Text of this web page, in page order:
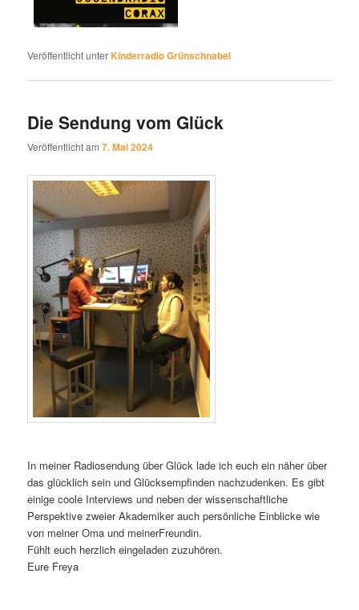
Veröffentlicht unterKinderradio Grünschnabel
Die Sendung vom Glück
Veröffentlicht am7. Mai 2024
In meiner Radiosendung über Glück lade ich euch ein näher über
das glücklich sein und Glücksempfinden nachzudenken. Es gibt
einige coole Interviews und neben der wissenschaftliche
Perspektive zweier Akademiker auch persönliche Einblicke wie
von meiner Oma und meinerFreundin.
Fühlt euch herzlich eingeladen zuzuhören.
Eure Freya